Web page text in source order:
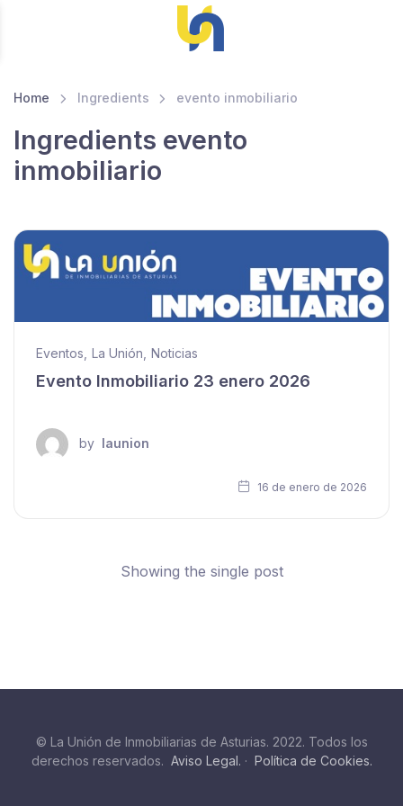
Home Ingredients evento inmobiliario
Ingredients evento
inmobiliario
Eventos La Unión Noticias
Evento Inmobiliario 23 enero 2026
by launion
16 de enero de 2026
Showing the single post
© La Unión de Inmobiliarias de Asturias. 2022. Todos los
derechos reservados. Aviso Legal. · Política de Cookies.